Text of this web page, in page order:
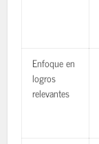
Enfoque en
logros
relevantes